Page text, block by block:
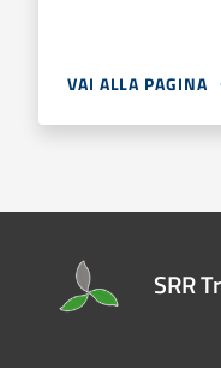
VAI ALLA PAGINA
SRR